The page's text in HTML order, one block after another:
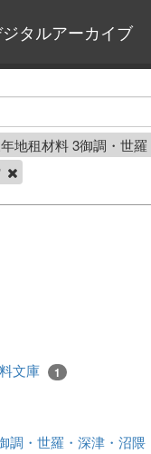
タルアーカイブ
地租材料 3御調・世
文庫 1
調・世羅・深津・沼